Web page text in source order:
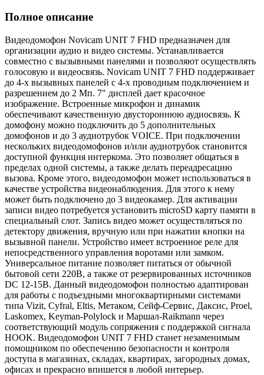
Полное описание
Видеодомофон Novicam UNIT 7 FHD предназначен для
организации аудио и видео системы. Устанавливается
совместно с вызывными панелями и позволяют осуществлять
голосовую и видеосвязь. Novicam UNIT 7 FHD поддерживает
до 4-х вызывных панелей с 4-х проводным подключением и
разрешением до 2 Мп. 7" дисплей дает красочное
изображение. Встроенные микрофон и динамик
обеспечивают качественную двустороннюю аудиосвязь. К
домофону можно подключить до 5 дополнительных
домофонов и до 3 аудиотрубок VOICE. При подключении
нескольких видеодомофонов и/или аудиотрубок становится
доступной функция интеркома. Это позволяет общаться в
пределах одной системы, а также делать переадресацию
вызова. Кроме этого, видеодомофон может использоваться в
качестве устройства видеонаблюдения. Для этого к нему
может быть подключено до 3 видеокамер. Для активации
записи видео потребуется установить microSD карту памяти в
специальный слот. Запись видео может осуществляться по
детектору движения, вручную или при нажатии кнопки на
вызывной панели. Устройство имеет встроенное реле для
непосредственного управления воротами или замком.
Универсальное питание позволяет питаться от обычной
бытовой сети 220В, а также от резервированных источников
DC 12-15В. Данный видеодомофон полностью адаптирован
для работы с подъездными многоквартирными системами
типа Vizit, Cyfral, Eltis, Метаком, Сейф-Сервис, Даксис, Proel,
Laskomex, Keyman-Polylock и Маршал-Raikmann через
соответствующий модуль сопряжения с поддержкой сигнала
HOOK. Видеодомофон UNIT 7 FHD станет незаменимым
помощником по обеспечению безопасности и контроля
доступа в магазинах, складах, квартирах, загородных домах,
офисах и прекрасно впишется в любой интерьер.